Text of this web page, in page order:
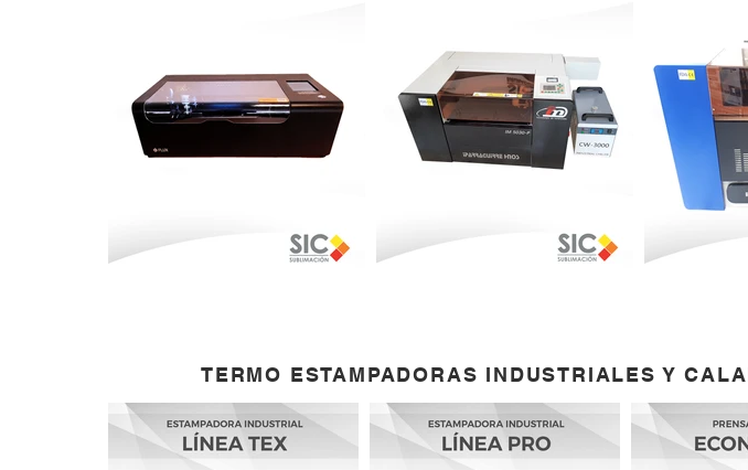
TERMO ESTAMPADORAS INDUSTRIALES Y